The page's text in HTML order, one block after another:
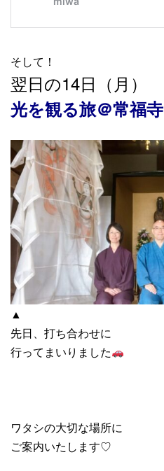
そして！
翌日の14日（月）
光を観る旅＠常福寺
▲
先日、打ち合わせに
行ってまいりました
ワタシの大切な場所に
ご案内いたします♡